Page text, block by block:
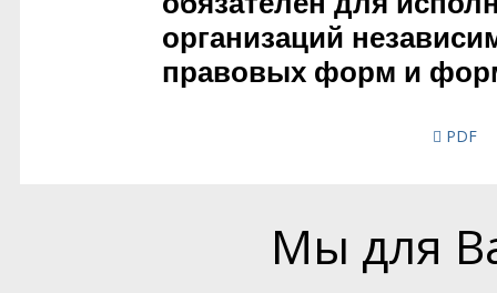
PDF
Мы для